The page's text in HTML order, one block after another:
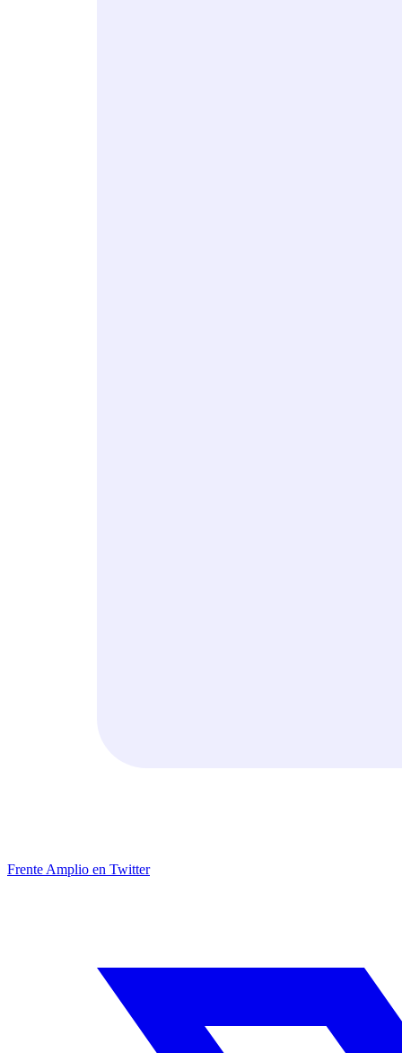
Frente Amplio en Twitter